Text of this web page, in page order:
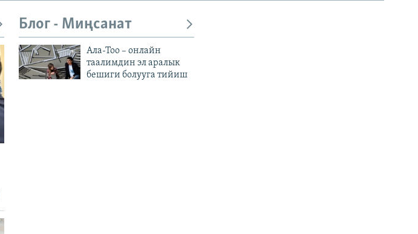
Блог - Миңсанат
Ала-Тоо – онлайн
таалимдин эл аралык
бешиги болууга тийиш